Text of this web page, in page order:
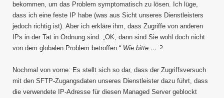
bekommen, um das Problem symptomatisch zu lösen. Ich lüge,
dass ich eine feste IP habe (was aus Sicht unseres Dienstleisters
jedoch richtig ist). Aber ich erkläre ihm, dass Zugriffe von anderen
IPs in der Tat in Ordnung sind. „OK, dann sind Sie wohl doch nicht
von dem globalen Problem betroffen.“ Wie bitte … ?
Nochmal von vorne: Es stellt sich so dar, dass der Zugriffsversuch
mit den SFTP-Zugangsdaten unseres Dienstleister dazu führt, dass
die verwendete IP-Adresse für diesen Managed Server geblockt